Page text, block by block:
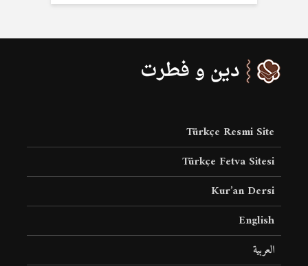
Türkçe Resmi Site
Türkçe Fetva Sitesi
Kur’an Dersi
English
العربية